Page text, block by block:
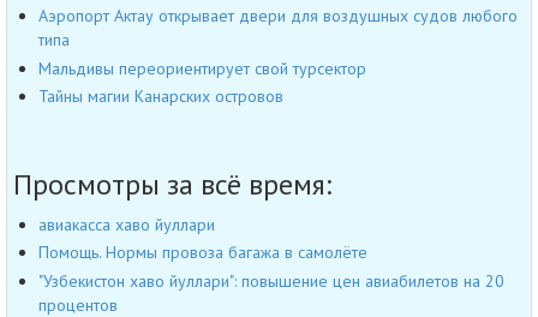
Аэропорт Актау открывает двери для воздушных судов любого
типа
Мальдивы переориентирует свой турсектор
Тайны магии Канарских островов
Просмотры за всё время:
авиакасса хаво йуллари
Помощь. Нормы провоза багажа в самолёте
"Узбекистон хаво йуллари": повышение цен авиабилетов на 20
процентов